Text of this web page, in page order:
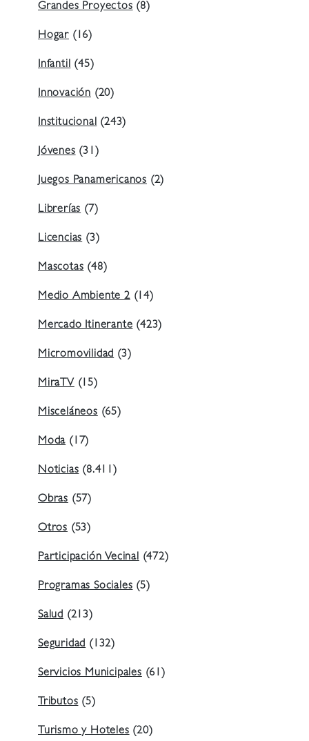
Grandes Proyectos (8)
Hogar (16)
Infantil (45)
Innovación (20)
Institucional (243)
Jóvenes (31)
Juegos Panamericanos (2)
Librerías (7)
Licencias (3)
Mascotas (48)
Medio Ambiente 2(14)
Mercado Itinerante (423)
Micromovilidad (3)
MiraTV (15)
Misceláneos (65)
Moda (17)
Noticias (8.411)
Obras (57)
Otros (53)
Participación Vecinal (472)
Programas Sociales (5)
Salud (213)
Seguridad (132)
Servicios Municipales (61)
Tributos (5)
Turismo y Hoteles (20)